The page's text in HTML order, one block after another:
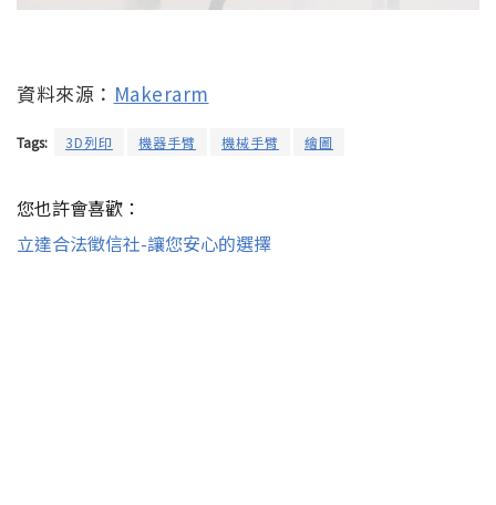
資料來源： Makerarm
Tags: 3D列印 機器手臂 機械手臂 繪圖
您也許會喜歡：
立達合法徵信社-讓您安心的選擇